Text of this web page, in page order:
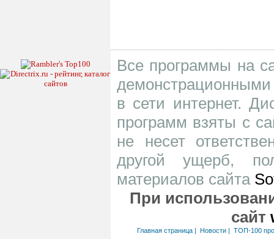
Все программы на
в сети интернет.
программ взяты с
не несет
другой ущерб,
материалов сайта
При
сайт
Главная страница| Новости| ТОП-100